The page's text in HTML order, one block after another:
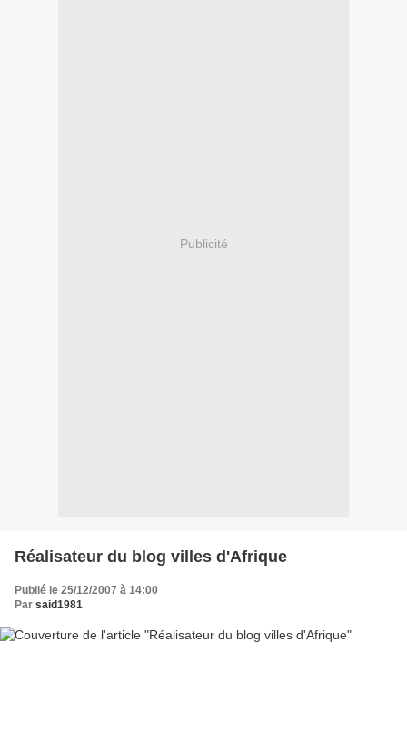
Publicité
Réalisateur du blog villes d'Afrique
Publié le 25/12/2007 à 14:00
Par said1981